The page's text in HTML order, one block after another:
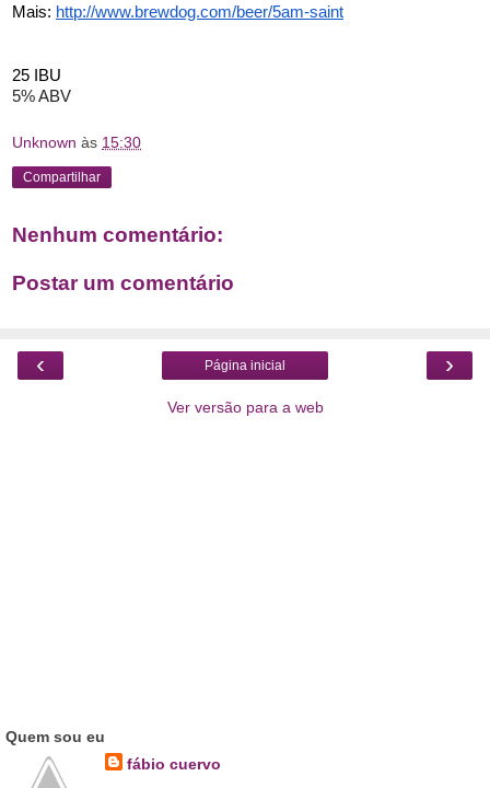
Mais: http://www.brewdog.com/beer/5am-saint
25 IBU
5% ABV
Unknown às 15:30
Compartilhar
Nenhum comentário:
Postar um comentário
‹ ›
Página inicial
Ver versão para a web
Quem sou eu
fábio cuervo